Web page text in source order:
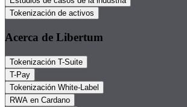
Tokenización de activos
Acerca de Libertum
Tokenización T-Suite
T-Pay
Tokenización White-Label
RWA en Cardano